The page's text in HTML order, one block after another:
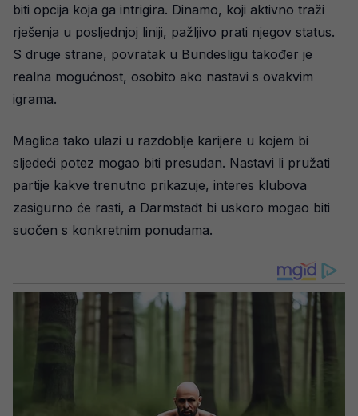
biti opcija koja ga intrigira. Dinamo, koji aktivno traži
rješenja u posljednjoj liniji, pažljivo prati njegov status.
S druge strane, povratak u Bundesligu također je
realna mogućnost, osobito ako nastavi s ovakvim
igrama.
Maglica tako ulazi u razdoblje karijere u kojem bi
sljedeći potez mogao biti presudan. Nastavi li pružati
partije kakve trenutno prikazuje, interes klubova
zasigurno će rasti, a Darmstadt bi uskoro mogao biti
suočen s konkretnim ponudama.